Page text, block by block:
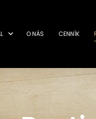
O NÁS CENNÍK